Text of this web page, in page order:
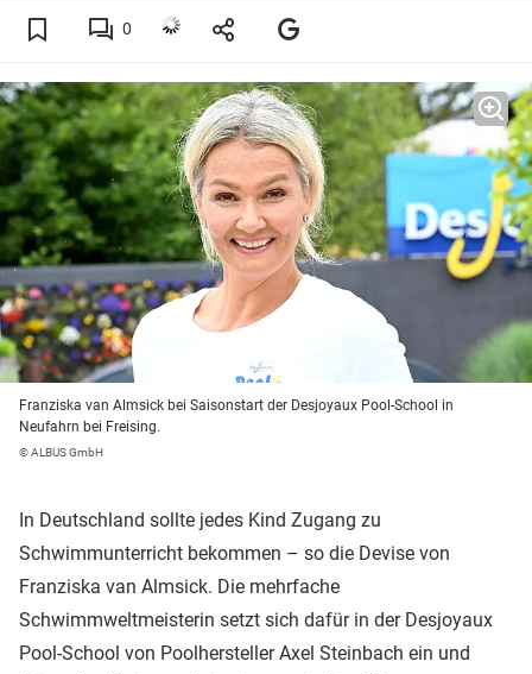
0
Franziska van Almsick bei Saisonstart der Desjoyaux Pool-School in
Neufahrn bei Freising.
© ALBUS GmbH
In Deutschland sollte jedes Kind Zugang zu
Schwimmunterricht bekommen – so die Devise von
Franziska van Almsick. Die mehrfache
Schwimmweltmeisterin setzt sich dafür in der Desjoyaux
Pool-School von Poolhersteller Axel Steinbach ein und